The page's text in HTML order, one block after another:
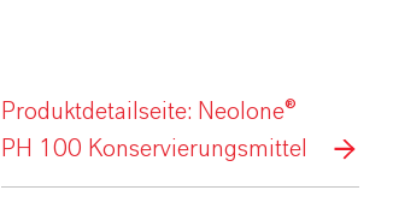
Produktdetailseite: Neolone®
PH 100 Konservierungsmittel